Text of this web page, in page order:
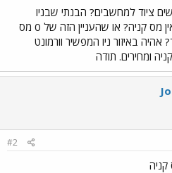
ציוד למחשבים? הבנתי שבניו
המפשיר אין, האם בבוסטון גם אין מס קניה? או שהעניין הזה של 0 מס
באיזור ניו המפשיר וורמונט
ומחירים. תודה
#2